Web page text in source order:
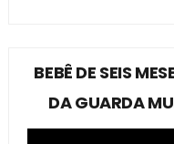
BEBÊ DE SEIS
DA GUARDA